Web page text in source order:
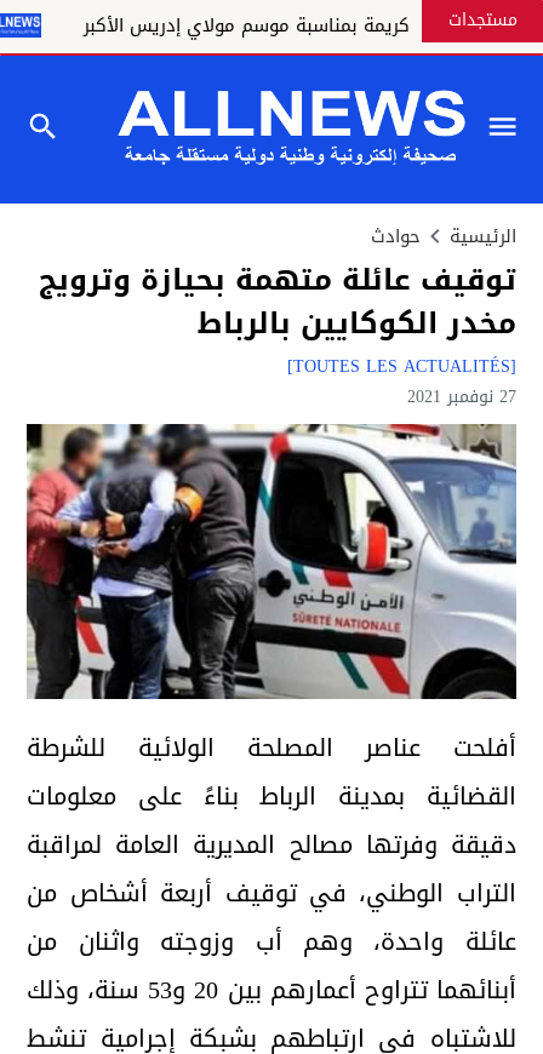
مستجدات
ملكية كريمة بمناسبة موسم مولاي إدريس الأكبر
الرئيسية حوادث
توقيف عائلة متهمة بحيازة وترويج
مخدر الكوكايين بالرباط
[TOUTES LES ACTUALITÉS]
27 نوفمبر 2021
أفلحت عناصر المصلحة الولائية للشرطة
القضائية بمدينة الرباط بناءً على معلومات
دقيقة وفرتها مصالح المديرية العامة لمراقبة
التراب الوطني، في توقيف أربعة أشخاص من
عائلة واحدة، وهم أب وزوجته واثنان من
أبنائهما تتراوح أعمارهم بين 20 و53 سنة، وذلك
للاشتباه في ارتباطهم بشبكة إجرامية تنشط